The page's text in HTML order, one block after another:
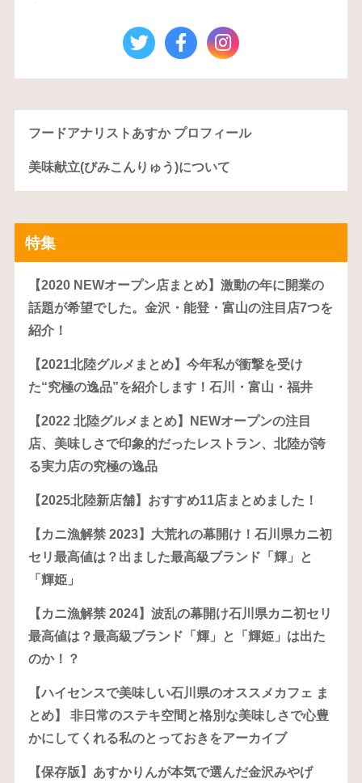
フードアナリストあすか プロフィール
美味献立(びみこんりゅう)について
特集
【2020 NEWオープン店まとめ】激動の年に開業の
話題が希望でした。金沢・能登・富山の注目店7つを
紹介！
【2021北陸グルメまとめ】今年私が衝撃を受け
た“究極の逸品”を紹介します！石川・富山・福井
【2022 北陸グルメまとめ】NEWオープンの注目
店、美味しさで印象的だったレストラン、北陸が誇
る実力店の究極の逸品
【2025北陸新店舗】おすすめ11店まとめました！
【カニ漁解禁 2023】大荒れの幕開け！石川県カニ初
セリ最高値は？出ました最高級ブランド「輝」と
「輝姫」
【カニ漁解禁 2024】波乱の幕開け石川県カニ初セリ
最高値は？最高級ブランド「輝」と「輝姫」は出た
のか！？
【ハイセンスで美味しい石川県のオススメカフェ ま
とめ】 非日常のステキ空間と格別な美味しさで心豊
かにしてくれる私のとっておきをアーカイブ
【保存版】あすかりんが本気で選んだ金沢みやげ